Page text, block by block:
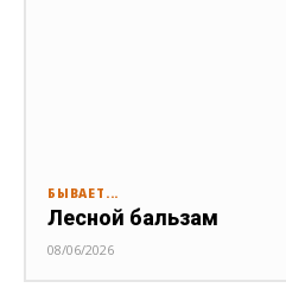
БЫВАЕТ...
Лесной бальзам
08/06/2026